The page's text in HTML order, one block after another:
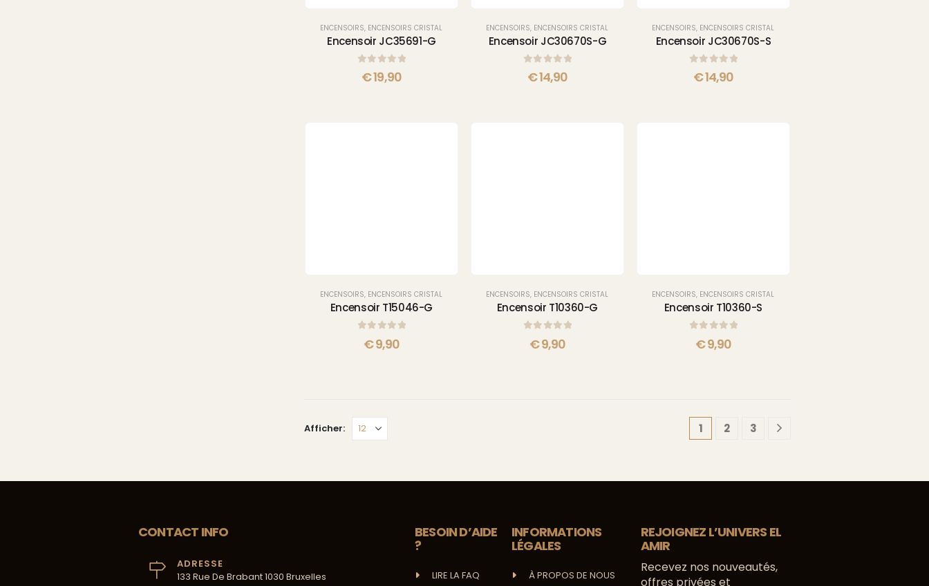
ENCENSOIRS, ENCENSOIRS CRISTAL
Encensoir JC35691-G
sur 5
€19,90
ENCENSOIRS, ENCENSOIRS CRISTAL
Encensoir JC30670S-G
sur 5
€14,90
ENCENSOIRS, ENCENSOIRS CRISTAL
Encensoir JC30670S-S
sur 5
€14,90
ENCENSOIRS, ENCENSOIRS CRISTAL
Encensoir T15046-G
€9,90
ENCENSOIRS, ENCENSOIRS CRISTAL
Encensoir T10360-G
€9,90
ENCENSOIRS, ENCENSOIRS CRISTAL
Encensoir T10360-S
€9,90
Afficher: 1 2 3
CONTACT INFO
ADRESSE
133 Rue De Brabant 1030 Bruxelles
BESOIN D’AIDE
?
LIRE LA FAQ
INFORMATIONS
LÉGALES
À PROPOS DE NOUS
REJOIGNEZ L’UNIVERS EL
AMIR
Recevez nos nouveautés,
offres privées et